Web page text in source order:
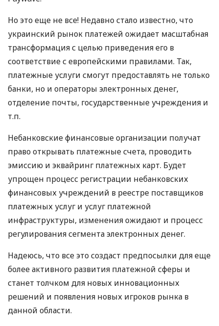
Но это еще не все! Недавно стало известно, что
украинский рынок платежей ожидает масштабная
трансформация с целью приведения его в
соответствие с европейскими правилами. Так,
платежные услуги смогут предоставлять не только
банки, но и операторы электронных денег,
отделение почты, государственные учреждения и
т.п.
Небанковские финансовые организации получат
право открывать платежные счета, проводить
эмиссию и эквайринг платежных карт. Будет
упрощен процесс регистрации небанковских
финансовых учреждений в реестре поставщиков
платежных услуг и услуг платежной
инфраструктуры, изменения ожидают и процесс
регулирования сегмента электронных денег.
Надеюсь, что все это создаст предпосылки для еще
более активного развития платежной сферы и
станет толчком для новых инновационных
решений и появления новых игроков рынка в
данной области.